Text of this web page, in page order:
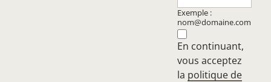
Exemple :
nom@domaine.com
En continuant,
vous acceptez
la politique de